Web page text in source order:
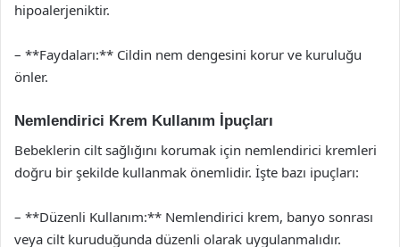
hipoalerjeniktir.
– **Faydaları:** Cildin nem dengesini korur ve kuruluğu
önler.
Nemlendirici Krem Kullanım İpuçları
Bebeklerin cilt sağlığını korumak için nemlendirici kremleri
doğru bir şekilde kullanmak önemlidir. İşte bazı ipuçları:
– **Düzenli Kullanım:** Nemlendirici krem, banyo sonrası
veya cilt kuruduğunda düzenli olarak uygulanmalıdır.